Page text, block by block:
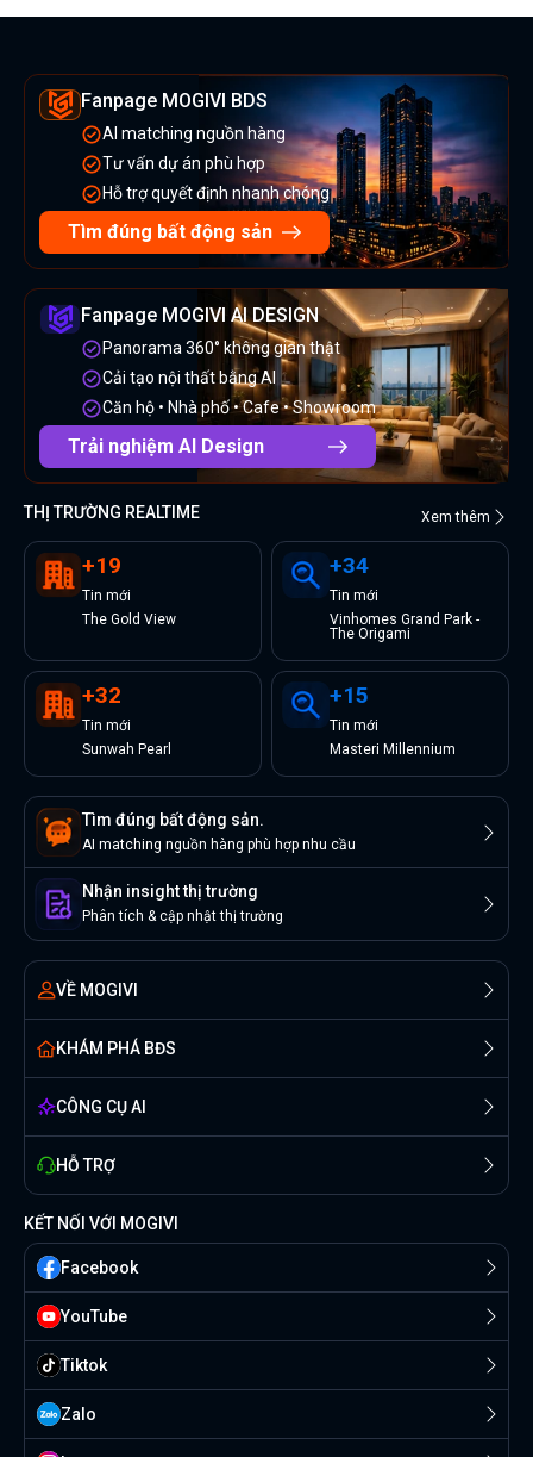
Fanpage MOGIVI BDS
AI matching nguồn hàng
Tư vấn dự án phù hợp
Hỗ trợ quyết định nhanh chóng
Tìm đúng bất động sản
Fanpage MOGIVI AI DESIGN
Panorama 360° không gian thật
Cải tạo nội thất bằng AI
Căn hộ • Nhà phố • Cafe • Showroom
Trải nghiệm AI Design
THỊ TRƯỜNG REALTIME Xem thêm
+19
Tin mới
The Gold View
+34
Tin mới
Vinhomes Grand Park -
The Origami
+32
Tin mới
Sunwah Pearl
+15
Tin mới
Masteri Millennium
Tìm đúng bất động sản.
AI matching nguồn hàng phù hợp nhu cầu
Nhận insight thị trường
Phân tích & cập nhật thị trường
VỀ MOGIVI
KHÁM PHÁ BĐS
CÔNG CỤ AI
HỖ TRỢ
KẾT NỐI VỚI MOGIVI
Facebook
YouTube
Tiktok
Zalo